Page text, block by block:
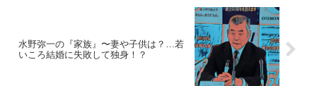
水野弥一の『家族』〜妻や子供は？…若
いころ結婚に失敗して独身！？